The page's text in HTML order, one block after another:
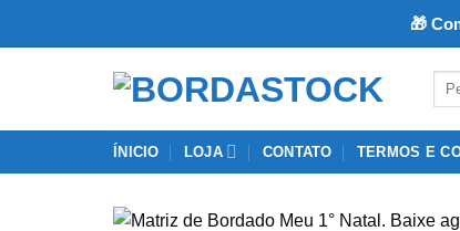
🎁
ÍNICIO LOJA CONTATO TERMOS E